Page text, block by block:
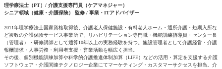
理学療法士（PT）/ 介護支援専門員（ケアマネジャー）
シニア領域（健康・介護保険） 監修 / 事業・ITアドバイザー
2011年理学療法士国家資格取得後、介護老人保健施設・有料老人ホーム・通所介護・短期入所な
ど複数の介護保険サービス事業所で、リハビリテーション専門職・機能訓練指導員・センター長
（管理者）・研修講師として通算10年以上の実務経験を持つ。施設管理者として介護経営・介護
報酬請求・人事労務・利用者支援・営業活動を幅広く担当。
その後、個別機能訓練加算や科学的介護推進体制加算（LIFE）などの活用・算定を支援する介護
ソフトウェア・介護関連テクノロジー企業にてマーケティング・カスタマーサクセスを担当。介